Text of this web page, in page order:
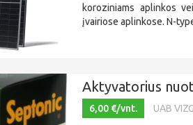
koroziniams aplinkos
įvairiose aplinkose. N-
Aktyvatorius
6,00 €/vnt. UAB